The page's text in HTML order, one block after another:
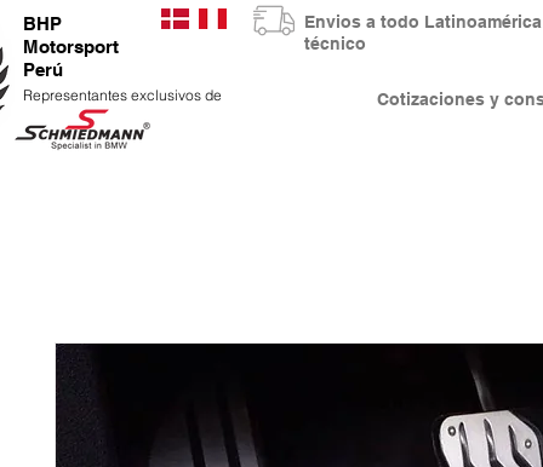
BHP
Motorsport
Perú
Representantes exclusivos de Cotizaciones y
Envios a todo
técnico